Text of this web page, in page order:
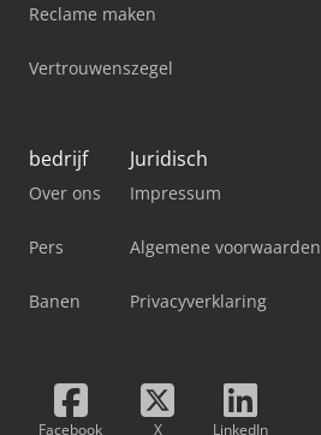
Reclame maken
Vertrouwenszegel
bedrijf
Over ons
Pers
Banen
Juridisch
Impressum
Algemene voorwaarden
Privacyverklaring
Facebook X LinkedIn